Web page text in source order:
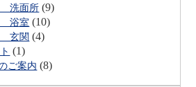
洗面所 (9)
浴室 (10)
玄関 (4)
(1)
ご案内 (8)